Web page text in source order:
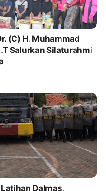
(C) H. Muhammad
Salurkan Silaturahmi
Dalmas,